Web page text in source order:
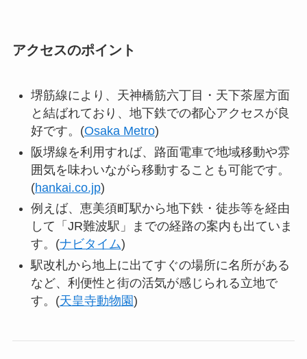
アクセスのポイント
堺筋線により、天神橋筋六丁目・天下茶屋方面
と結ばれており、地下鉄での都心アクセスが良
好です。(Osaka Metro)
阪堺線を利用すれば、路面電車で地域移動や雰
囲気を味わいながら移動することも可能です。
(hankai.co.jp)
例えば、恵美須町駅から地下鉄・徒歩等を経由
して「JR難波駅」までの経路の案内も出ていま
す。(ナビタイム)
駅改札から地上に出てすぐの場所に名所がある
など、利便性と街の活気が感じられる立地で
す。(天皇寺動物園)